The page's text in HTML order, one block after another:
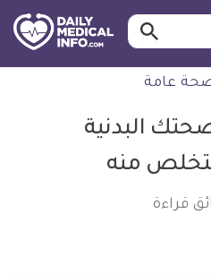
ابحث…
عامة
البدنية
منه
قراءة